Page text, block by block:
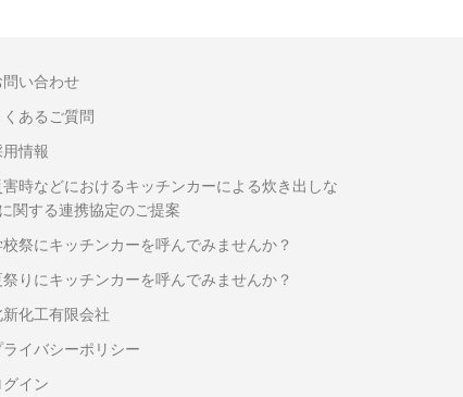
問い合わせ
あるご質問
情報
時などにおけるキッチンカーによる炊き出しな
関する連携協定のご提案
祭にキッチンカーを呼んでみませんか？
りにキッチンカーを呼んでみませんか？
化工有限会社
イバシーポリシー
イン